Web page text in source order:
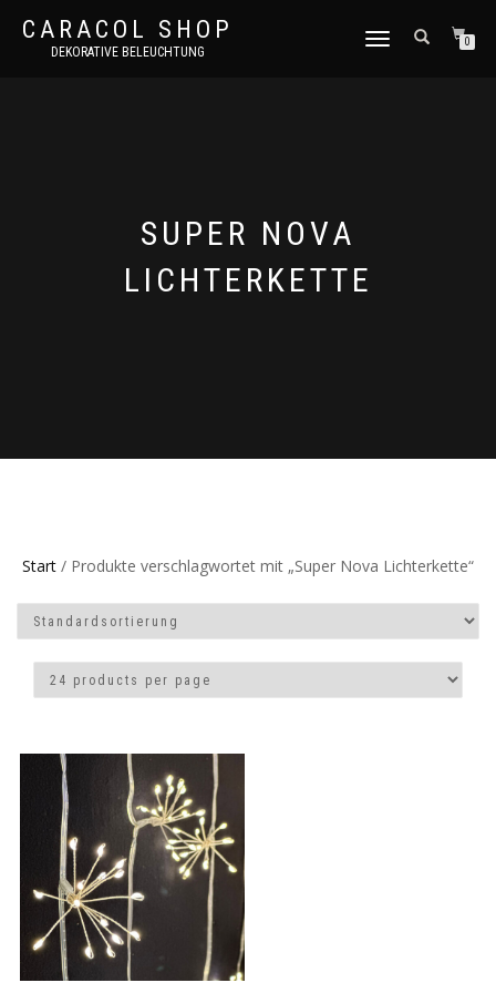
CARACOL SHOP
DEKORATIVE BELEUCHTUNG
NAVIGATION
0
SUPER NOVA
LICHTERKETTE
Start / Produkte verschlagwortet mit „Super Nova Lichterkette“